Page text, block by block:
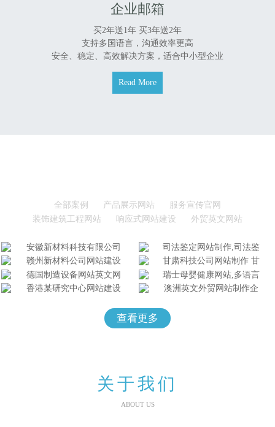
企业邮箱
买2年送1年 买3年送2年
支持多国语言，沟通效率更高
安全、稳定、高效解决方案，适合中小型企业
Read More
全部案例 产品展示网站
服务宣传官网
装饰建筑工程网站
响应式网站建设 外贸英文网站
查看更多
关于我们
ABOUT US